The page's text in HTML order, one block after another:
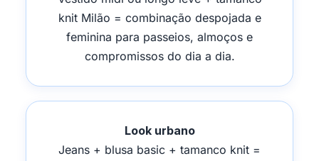
knit Milão = combinação despojada e
feminina para passeios, almoços e
compromissos do dia a dia.
Look urbano
Jeans + blusa basic + tamanco knit =